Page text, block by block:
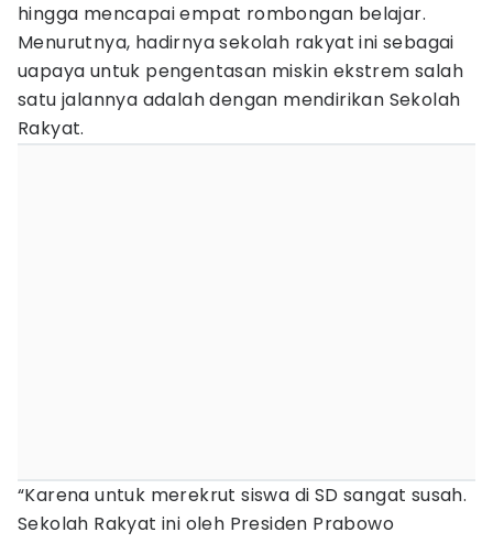
hingga mencapai empat rombongan belajar.
Menurutnya, hadirnya sekolah rakyat ini sebagai
uapaya untuk pengentasan miskin ekstrem salah
satu jalannya adalah dengan mendirikan Sekolah
Rakyat.
“Karena untuk merekrut siswa di SD sangat susah.
Sekolah Rakyat ini oleh Presiden Prabowo